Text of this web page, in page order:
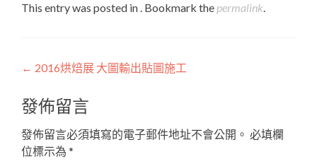
This entry was posted in . Bookmark the permalink.
Post
navigation
← 2016烘焙展 大圖輸出貼圖施工
發佈留言
發佈留言必須填寫的電子郵件地址不會公開。 必填欄
位標示為 *